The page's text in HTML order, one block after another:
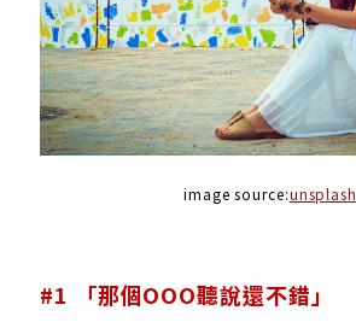
image source:unsplash
#1 「那個OOO聽說還不錯」